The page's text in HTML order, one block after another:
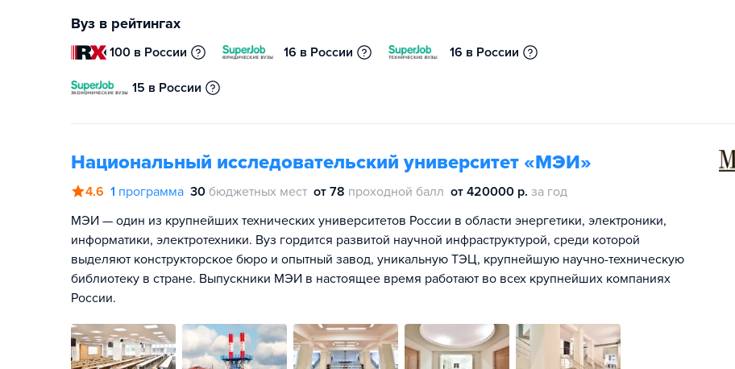
Вуз в рейтингах
100 в России 16 в России 16 в России
15 в России
Национальный исследовательский университет «МЭИ»
4.6 1 программа 30 бюджетных мест от 78 проходной балл от 420000 р. за год
МЭИ — один из крупнейших технических университетов России в области энергетики, электроники,
информатики, электротехники. Вуз гордится развитой научной инфраструктурой, среди которой
выделяют конструкторское бюро и опытный завод, уникальную ТЭЦ, крупнейшую научно-техническую
библиотеку в стране. Выпускники МЭИ в настоящее время работают во всех крупнейших компаниях
России.